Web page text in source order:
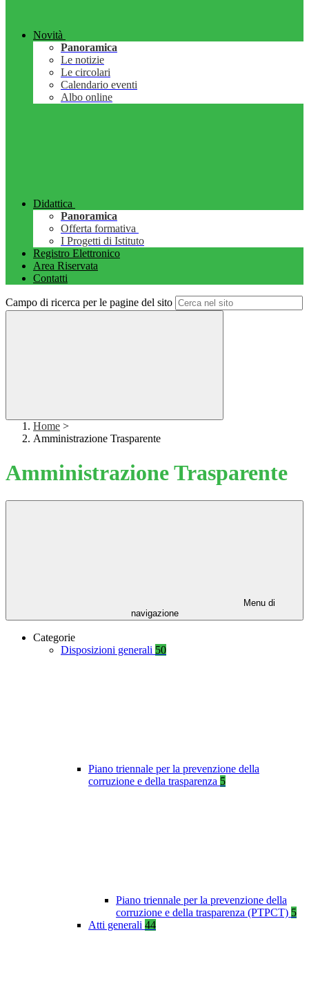
Novità
Panoramica
Le notizie
Le circolari
Calendario eventi
Albo online
Didattica
Panoramica
Offerta formativa
I Progetti di Istituto
Registro Elettronico
Area Riservata
Contatti
Campo di ricerca per le pagine del sito
Home >
Amministrazione Trasparente
Amministrazione Trasparente
Menu di
navigazione
Categorie
Disposizioni generali 50
Piano triennale per la prevenzione della
corruzione e della trasparenza 5
Piano triennale per la prevenzione della
corruzione e della trasparenza (PTPCT) 5
Atti generali 44